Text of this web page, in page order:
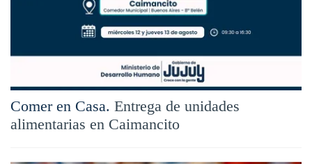
Comer en Casa. Entrega de unidades
alimentarias en Caimancito